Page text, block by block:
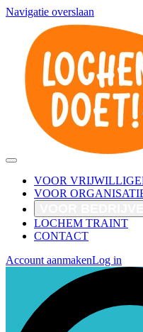
Navigatie overslaan
VOOR
VOOR
LOCHEM TRAINT
CONTACT
Account aanmakenLog in